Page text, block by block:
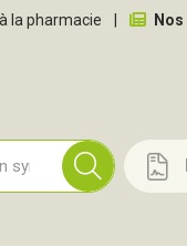
la pharmacie